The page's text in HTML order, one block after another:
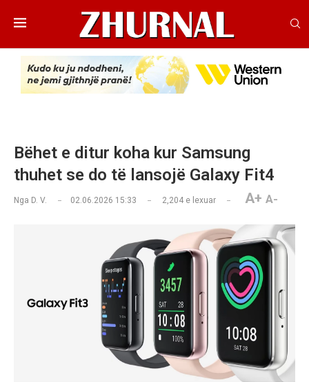
Bëhet e ditur koha kur Samsung
thuhet se do të lansojë Galaxy Fit4
Nga D. V. 02.06.2026 15:33 2,204 e lexuar A+ A-